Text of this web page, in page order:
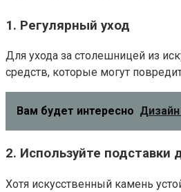
1. Регулярный уход
Для ухода за столешницей из
средств, которые могут
Вам будет интересно
2. Используйте подставки
Хотя искусственный камень